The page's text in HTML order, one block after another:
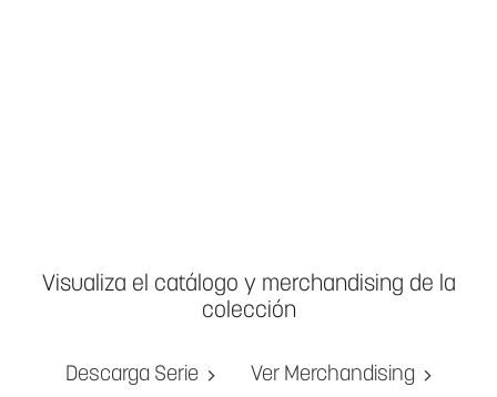
Visualiza el catálogo y merchandising de la
colección
Descarga Serie Ver Merchandising